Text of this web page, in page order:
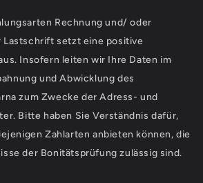
Rechnung und/ oder
Lastschrift setzt eine positive
Insofern leiten wir Ihre Daten im
und Abwicklung des
zum Zwecke der Adress- und
Bitte haben Sie Verständnis dafür,
Zahlarten anbieten können, die
der Bonitätsprüfung zulässig sind.